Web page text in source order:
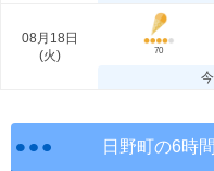
08月18日
(火) 70
日野町の6時